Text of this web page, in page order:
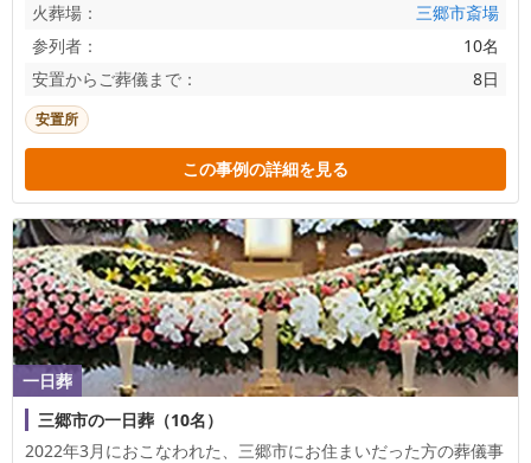
火葬場：
三郷市斎場
参列者：
10名
安置からご葬儀まで：
8日
安置所
この事例の詳細を見る
一日葬
三郷市の一日葬（10名）
2022年3月におこなわれた、 三郷市にお住まいだった方の葬儀事